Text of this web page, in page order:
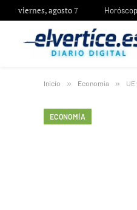
viernes, agosto 7
Inicio » Economía »
ECONOMÍA